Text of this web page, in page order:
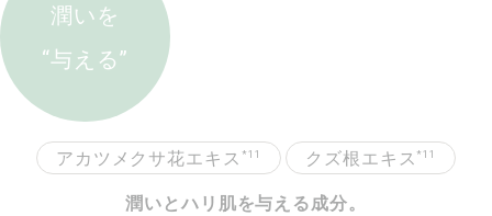
潤いを
“与える”
アカツメクサ花エキス *11 クズ根エキス *11
潤いとハリ肌を与える成分。